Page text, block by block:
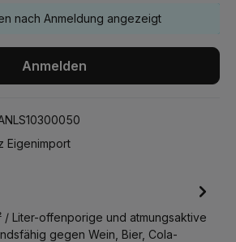
nach Anmeldung angezeigt
Anmelden
Eigenimport
/ Liter-offenporige und atmungsaktive
gegen Wein, Bier, Cola-